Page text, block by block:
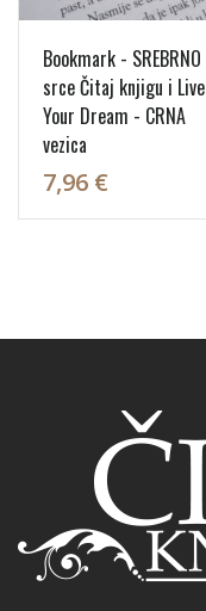
Bookmark - SREBRNO
srce Čitaj knjigu i Live
Your Dream - CRNA
vezica
7,96 €